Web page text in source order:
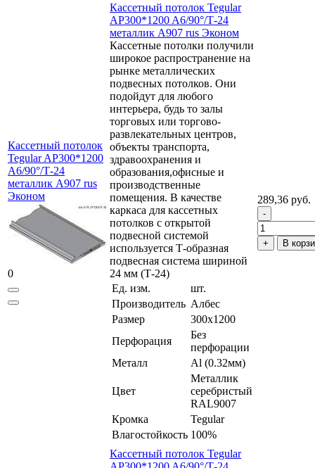
Кассетный потолок
Tegular AP300*1200
A6/90°/Т-24
металлик А907 rus
Эконом
0
Кассетный потолок Tegular
AP300*1200 A6/90°/Т-24
металлик А907 rus Эконом
Кассетные потолки получили
широкое распространение на
рынке металлических
подвесных потолков. Они
подойдут для любого
интерьера, будь то залы
торговых или торгово-
развлекательных центров,
объекты транспорта,
здравоохранения и
образования,офисные и
производственные
помещения. В качестве
каркаса для кассетных
потолков с открытой
подвесной системой
используется Т-образная
подвесная система шириной
24 мм (Т-24)
Ед. изм.
шт.
Производитель Албес
Размер
300x1200
Перфорация
Без
перфорации
Металл
Al (0.32мм)
Цвет
Металлик
серебристый
RAL9007
Кромка
Tegular
Влагостойкость 100%
289,36 руб.
В
Кассетный потолок Tegular